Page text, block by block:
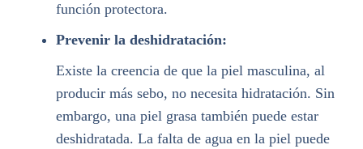
función protectora.
Prevenir la deshidratación:
Existe la creencia de que la piel masculina, al
producir más sebo, no necesita hidratación. Sin
embargo, una piel grasa también puede estar
deshidratada. La falta de agua en la piel puede